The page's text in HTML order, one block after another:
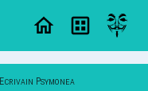
Ecrivain Psymonea